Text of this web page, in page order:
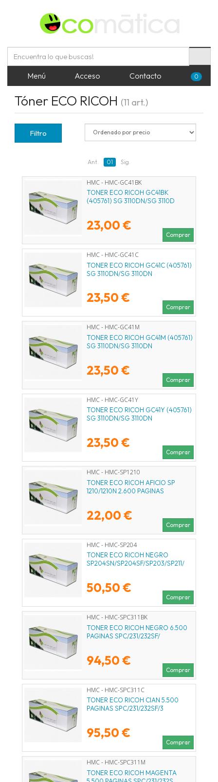
Menú Acceso Contacto 0
Tóner ECO RICOH (11 art.)
Filtro
Ant. 01 Sig.
HMC - HMC-GC41BK
TONER ECO RICOH GC41BK
(405761) SG 3110DN/SG 3110D
23,00 €
Comprar
HMC - HMC-GC41C
TONER ECO RICOH GC41C (405761)
SG 3110DN/SG 3110DN
23,50 €
Comprar
HMC - HMC-GC41M
TONER ECO RICOH GC41M (405761)
SG 3110DN/SG 3110DN
23,50 €
Comprar
HMC - HMC-GC41Y
TONER ECO RICOH GC41Y (405761)
SG 3110DN/SG 3110DN
23,50 €
Comprar
HMC - HMC-SP1210
TONER ECO RICOH AFICIO SP
1210/1210N 2.600 PAGINAS
22,00 €
Comprar
HMC - HMC-SP204
TONER ECO RICOH NEGRO
SP204SN/SP204SF/SP203/SP211/
50,50 €
Comprar
HMC - HMC-SPC311BK
TONER ECO RICOH NEGRO 6.500
PAGINAS SPC/231/232SF/
94,50 €
Comprar
HMC - HMC-SPC311C
TONER ECO RICOH CIAN 5.500
PAGINAS SPC/231/232SF/3
95,50 €
Comprar
HMC - HMC-SPC311M
TONER ECO RICOH MAGENTA